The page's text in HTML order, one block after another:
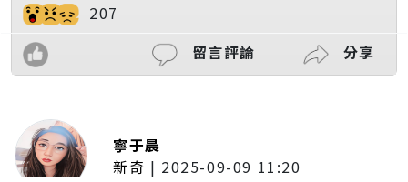
207
留言評論
分享
寧于晨
新奇 | 2025-09-09 11:20